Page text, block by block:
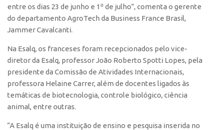
InovaUSP
Comunicação
Eventos
Agenda AUSPIN
Premiações
Edição 2025
entre os dias 23 de junho e 1º de julho”, comenta o gerente
do departamento AgroTech da Business France Brasil,
Jammer Cavalcanti.
Na Esalq, os franceses foram recepcionados pelo vice-
diretor da Esalq, professor João Roberto Spotti Lopes, pela
presidente da Comissão de Atividades Internacionais,
professora Helaine Carrer, além de docentes ligados às
temáticas de biotecnologia, controle biológico, ciência
animal, entre outras.
“A Esalq é uma instituição de ensino e pesquisa inserida no